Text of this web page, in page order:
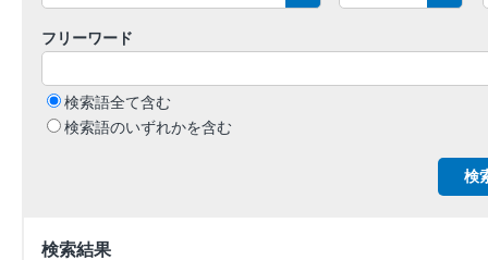
フリーワード
検索語全て含む
検索語のいずれかを含む
検索結果